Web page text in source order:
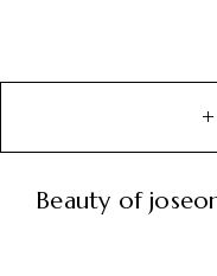
beauty of